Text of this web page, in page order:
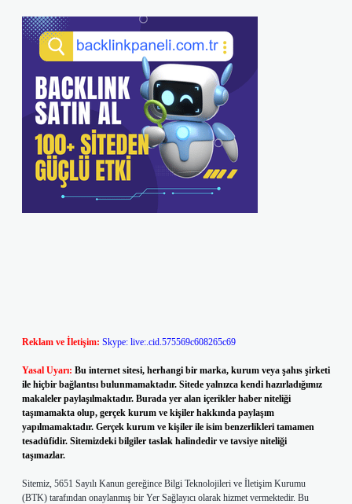
Reklam ve İletişim: Skype: live:.cid.575569c608265c69
Yasal Uyarı: Bu internet sitesi, herhangi bir marka, kurum veya şahıs şirketi
ile hiçbir bağlantısı bulunmamaktadır. Sitede yalnızca kendi hazırladığımız
makaleler paylaşılmaktadır. Burada yer alan içerikler haber niteliği
taşımamakta olup, gerçek kurum ve kişiler hakkında paylaşım
yapılmamaktadır. Gerçek kurum ve kişiler ile isim benzerlikleri tamamen
tesadüfidir. Sitemizdeki bilgiler taslak halindedir ve tavsiye niteliği
taşımazlar.
Sitemiz, 5651 Sayılı Kanun gereğince Bilgi Teknolojileri ve İletişim Kurumu
(BTK) tarafından onaylanmış bir Yer Sağlayıcı olarak hizmet vermektedir. Bu